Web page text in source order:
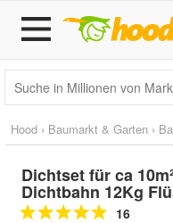
Hood › Baumarkt & Garten ›
Dichtset für ca
Dichtbahn 12Kg
16